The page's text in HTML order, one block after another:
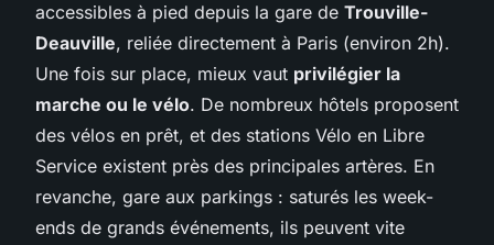
accessibles à pied depuis la gare de Trouville-
Deauville, reliée directement à Paris (environ 2h).
Une fois sur place, mieux vaut privilégier la
marche ou le vélo. De nombreux hôtels proposent
des vélos en prêt, et des stations Vélo en Libre
Service existent près des principales artères. En
revanche, gare aux parkings : saturés les week-
ends de grands événements, ils peuvent vite